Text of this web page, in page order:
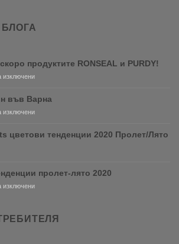
продуктите RONSEAL и PURDY!
изключениза
продуктите
RONSEAL
PURDY!
във Варна
изключениза
цветови тенденции 2020 Пролет/Лято
пролет-лято 2020
изключениза
пролет-